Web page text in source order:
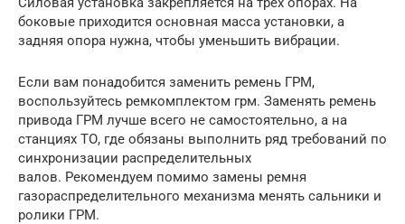
боковые приходится основная масса установки, а
задняя опора нужна, чтобы уменьшить вибрации.
Если вам понадобится заменить ремень ГРМ,
воспользуйтесь ремкомплектом грм. Заменять ремень
привода ГРМ лучше всего не самостоятельно, а на
станциях ТО, где обязаны выполнить ряд требований по
синхронизации распределительных
валов. Рекомендуем помимо замены ремня
газораспределительного механизма менять сальники и
ролики ГРМ.